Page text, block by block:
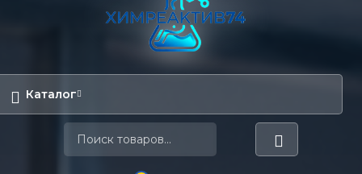
Каталог